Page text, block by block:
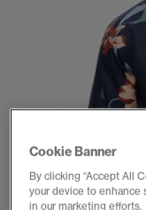
Cookie Banner
By clicking “Accept All
your device to enhance
in our marketing efforts.